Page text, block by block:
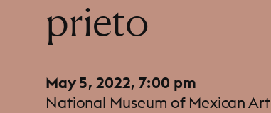
prieto
May 5, 2022, 7:00 pm
National Museum of Mexican Art